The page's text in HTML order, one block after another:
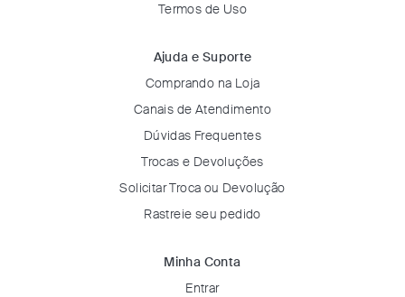
Termos de Uso
Ajuda e Suporte
Comprando na Loja
Canais de Atendimento
Dúvidas Frequentes
Trocas e Devoluções
Solicitar Troca ou Devolução
Rastreie seu pedido
Minha Conta
Entrar